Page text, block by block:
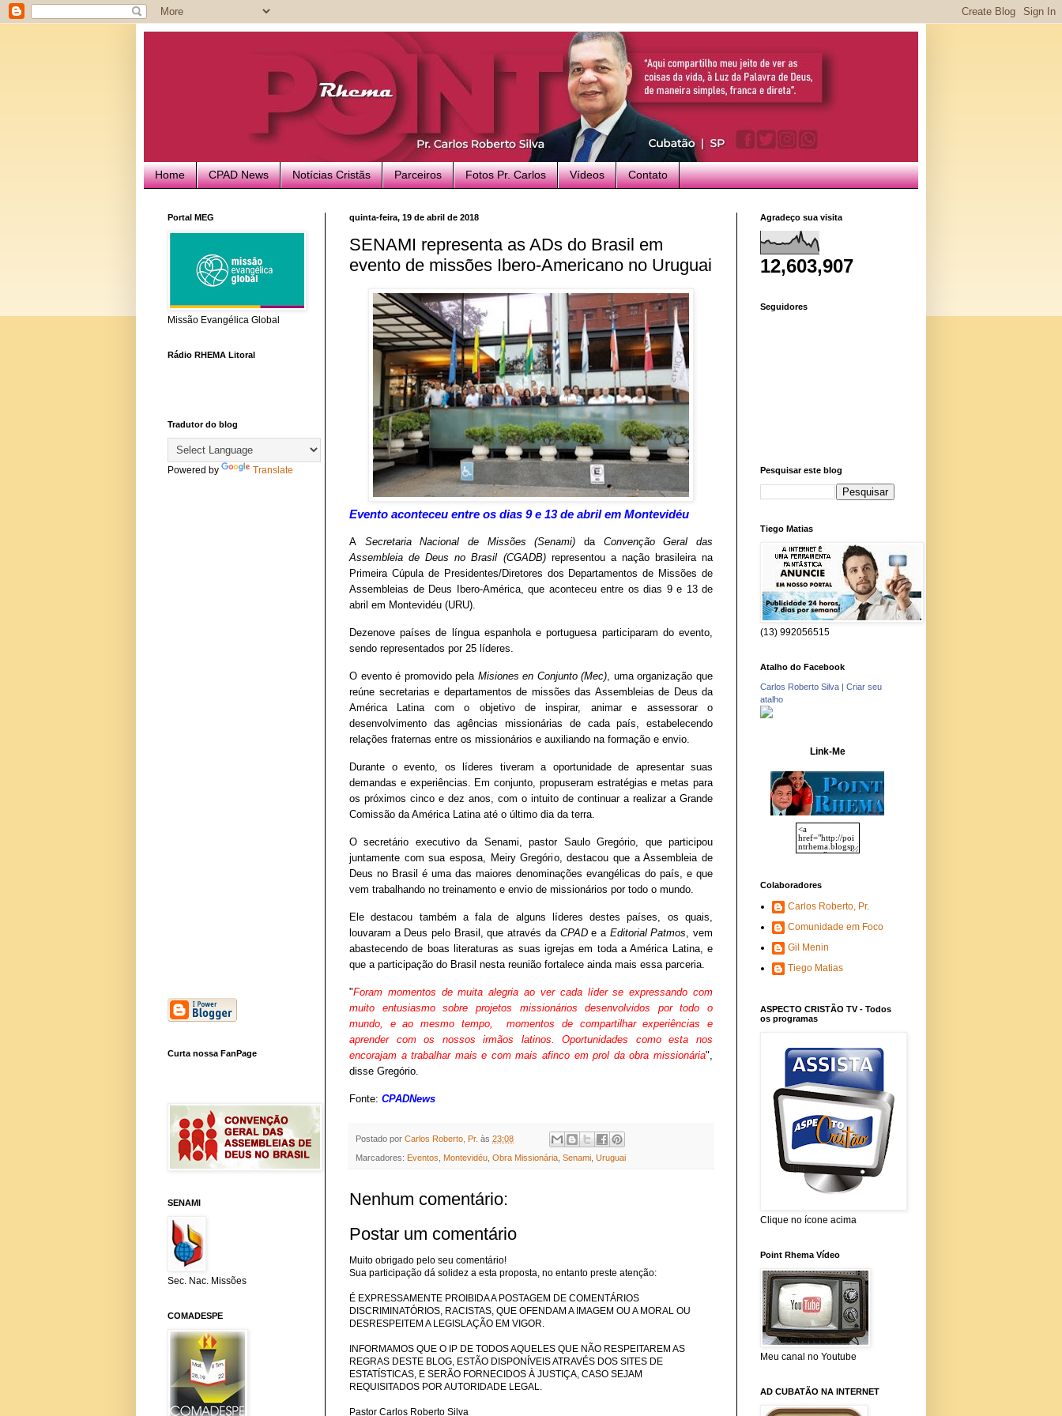
Home CPAD News Notícias Cristãs Parceiros Fotos Pr. Carlos Vídeos Contato
quinta-feira, 19 de abril de 2018
SENAMI representa as ADs do Brasil em
evento de missões Ibero-Americano no Uruguai
Evento aconteceu entre os dias 9 e 13 de abril em Montevidéu
A Secretaria Nacional de Missões (Senami)da Convenção Geral das
Assembleia de Deus no Brasil (CGADB) representou a nação brasileira na
Primeira Cúpula de Presidentes/Diretores dos Departamentos de Missões de
Assembleias de Deus Ibero-América, que aconteceu entre os dias 9 e 13 de
abril em Montevidéu (URU).
Dezenove países de língua espanhola e portuguesa participaram do evento,
sendo representados por 25 líderes.
O evento é promovido pelaMisiones en Conjunto (Mec), uma organização que
reúne secretarias e departamentos de missões das Assembleias de Deus da
América Latina com o objetivo de inspirar, animar e assessorar o
desenvolvimento das agências missionárias de cada país, estabelecendo
relações fraternas entre os missionários e auxiliando na formação e envio.
Durante o evento, os líderes tiveram a oportunidade de apresentar suas
demandas e experiências. Em conjunto, propuseram estratégias e metas para
os próximos cinco e dez anos, com o intuito de continuar a realizar a Grande
Comissão da América Latina até o último dia da terra.
O secretário executivo da Senami, pastor Saulo Gregório, que participou
juntamente com sua esposa, Meiry Gregório, destacou que a Assembleia de
Deus no Brasil é uma das maiores denominações evangélicas do país, e que
vem trabalhando no treinamento e envio de missionários por todo o mundo.
Ele destacou também a fala de alguns líderes destes países, os quais,
louvaram a Deus pelo Brasil, que através daCPADe a Editorial Patmos, vem
abastecendo de boas literaturas as suas igrejas em toda a América Latina, e
que a participação do Brasil nesta reunião fortalece ainda mais essa parceria.
"Foram momentos de muita alegria ao ver cada líder se expressando com
muito entusiasmo sobre projetos missionários desenvolvidos por todo o
mundo, e ao mesmo tempo, momentos de compartilhar experiências e
aprender com os nossos irmãos latinos. Oportunidades como esta nos
encorajam a trabalhar mais e com mais afinco em prol da obra missionária",
disse Gregório.
Fonte: CPADNews
Postado por Carlos Roberto, Pr. às 23:08
Marcadores: Eventos Montevidéu Obra Missionária Senami Uruguai
Nenhum comentário:
Postar um comentário
Muito obrigado pelo seu comentário!
Sua participação dá solidez a esta proposta, no entanto preste atenção:
É EXPRESSAMENTE PROIBIDA A POSTAGEM DE COMENTÁRIOS
DISCRIMINATÓRIOS, RACISTAS, QUE OFENDAM A IMAGEM OU A MORAL OU
DESRESPEITEM A LEGISLAÇÃO EM VIGOR.
INFORMAMOS QUE O IP DE TODOS AQUELES QUE NÃO RESPEITAREM AS
REGRAS DESTE BLOG, ESTÃO DISPONÍVEIS ATRAVÉS DOS SITES DE
ESTATÍSTICAS, E SERÃO FORNECIDOS À JUSTIÇA, CASO SEJAM
REQUISITADOS POR AUTORIDADE LEGAL.
Pastor Carlos Roberto Silva
Portal MEG
Missão Evangélica Global
Rádio RHEMA Litoral
Tradutor do blog
Powered by Translate
Curta nossa FanPage
SENAMI
Sec. Nac. Missões
COMADESPE
Agradeço sua visita
12,603,907
Seguidores
Pesquisar este blog
Tiego Matias
(13) 992056515
Atalho do Facebook
Carlos Roberto Silva | Criar seu
atalho
Link-Me
Colaboradores
Carlos Roberto, Pr.
Comunidade em Foco
Gil Menin
Tiego Matias
ASPECTO CRISTÃO TV - Todos
os programas
Clique no ícone acima
Point Rhema Vídeo
Meu canal no Youtube
AD CUBATÃO NA INTERNET